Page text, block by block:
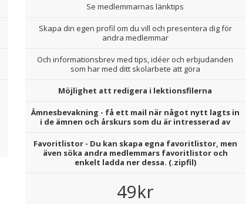
Se medlemmarnas länktips
Skapa din egen profil om du vill och presentera dig för
andra medlemmar
Och informationsbrev med tips, idéer och erbjudanden
som har med ditt skolarbete att göra
Möjlighet att redigera i lektionsfilerna
Ämnesbevakning - få ett mail när något nytt lagts in
i de ämnen och årskurs som du är intresserad av
Favoritlistor - Du kan skapa egna favoritlistor, men
även söka andra medlemmars favoritlistor och
enkelt ladda ner dessa. (.zipfil)
49kr